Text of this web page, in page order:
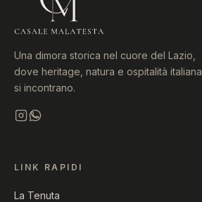
Una dimora storica nel cuore del Lazio,
dove heritage, natura e ospitalità italiana
si incontrano.
LINK RAPIDI
La Tenuta